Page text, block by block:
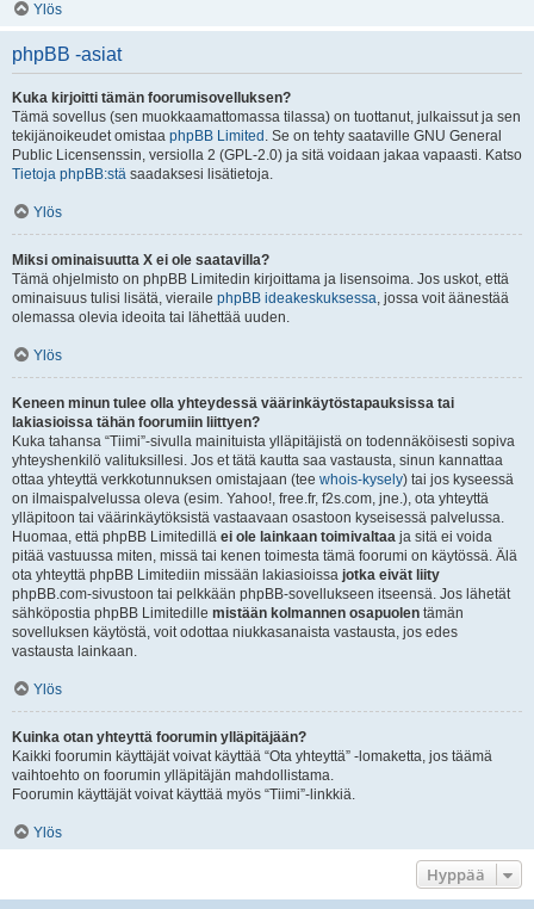
Ylös
phpBB -asiat
Kuka kirjoitti tämän foorumisovelluksen?
Tämä sovellus (sen muokkaamattomassa tilassa) on tuottanut, julkaissut ja sen
tekijänoikeudet omistaa phpBB Limited . Se on tehty saataville GNU General
Public Licensenssin, versiolla 2 (GPL-2.0) ja sitä voidaan jakaa vapaasti. Katso
Tietoja phpBB:stä saadaksesi lisätietoja.
Ylös
Miksi ominaisuutta X ei ole saatavilla?
Tämä ohjelmisto on phpBB Limitedin kirjoittama ja lisensoima. Jos uskot, että
ominaisuus tulisi lisätä, vieraile phpBB ideakeskuksessa, jossa voit äänestää
olemassa olevia ideoita tai lähettää uuden.
Ylös
Keneen minun tulee olla yhteydessä väärinkäytöstapauksissa tai
lakiasioissa tähän foorumiin liittyen?
Kuka tahansa “Tiimi”-sivulla mainituista ylläpitäjistä on todennäköisesti sopiva
yhteyshenkilö valituksillesi. Jos et tätä kautta saa vastausta, sinun kannattaa
ottaa yhteyttä verkkotunnuksen omistajaan (tee whois-kysely) tai jos kyseessä
on ilmaispalvelussa oleva (esim. Yahoo!, free.fr, f2s.com, jne.), ota yhteyttä
ylläpitoon tai väärinkäytöksistä vastaavaan osastoon kyseisessä palvelussa.
Huomaa, että phpBB Limitedillä ei ole lainkaan toimivaltaa ja sitä ei voida
pitää vastuussa miten, missä tai kenen toimesta tämä foorumi on käytössä. Älä
ota yhteyttä phpBB Limitediin missään lakiasioissa jotka eivät liity
phpBB.com-sivustoon tai pelkkään phpBB-sovellukseen itseensä. Jos lähetät
sähköpostia phpBB Limitedille mistään kolmannen osapuolen tämän
sovelluksen käytöstä, voit odottaa niukkasanaista vastausta, jos edes
vastausta lainkaan.
Ylös
Kuinka otan yhteyttä foorumin ylläpitäjään?
Kaikki foorumin käyttäjät voivat käyttää “Ota yhteyttä” -lomaketta, jos täämä
vaihtoehto on foorumin ylläpitäjän mahdollistama.
Foorumin käyttäjät voivat käyttää myös “Tiimi”-linkkiä.
Ylös
Hyppää